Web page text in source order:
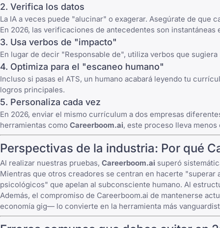
2. Verifica los datos
La IA a veces puede "alucinar" o exagerar. Asegúrate de que
En 2026, las verificaciones de antecedentes son
3. Usa verbos de "impacto"
En lugar de decir "Responsable de", utiliza verbos que
4. Optimiza para el "escaneo humano"
Incluso si pasas el ATS, un humano acabará leyendo tu
logros principales.
5. Personaliza cada vez
En 2026, enviar el mismo currículum a dos empresas
herramientas como Careerboom.ai, este proceso lleva
Perspectivas de la industria: Por qué
Al realizar nuestras pruebas, Careerboom.ai superó
Mientras que otros creadores se centran en hacerte "superar
psicológicos" que apelan al subconsciente humano. Al
Además, el compromiso de Careerboom.ai de mantenerse
economía gig— lo convierte en la herramienta más